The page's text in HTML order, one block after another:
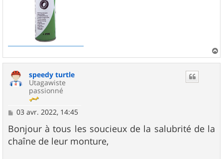
a
speedy turtle
Utagawiste
passionné
M
s
s
a
03 avr. 2022, 14:45
Bonjour à tous les soucieux de la salubrité de la
chaîne de leur monture,